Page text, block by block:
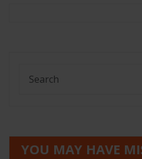
YOU MAY HAVE